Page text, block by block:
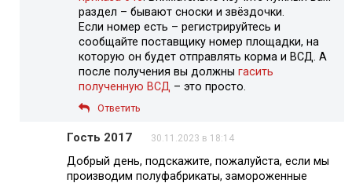
раздел – бывают сноски и звёздочки.
Если номер есть – регистрируйтесь и
сообщайте поставщику номер площадки, на
которую он будет отправлять корма и ВСД. А
после получения вы должны гасить
полученную ВСД – это просто.
Ответить
Гость 2017 30.11.2023 в 18:14
Добрый день, подскажите, пожалуйста, если мы
производим полуфабрикаты, замороженные